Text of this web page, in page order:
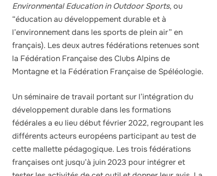
Environmental Education in Outdoor Sports, ou
“éducation au développement durable et à
l’environnement dans les sports de plein air” en
français). Les deux autres fédérations retenues sont
la Fédération Française des Clubs Alpins de
Montagne et la Fédération Française de Spéléologie.
Un séminaire de travail portant sur l’intégration du
développement durable dans les formations
fédérales a eu lieu début février 2022, regroupant les
différents acteurs européens participant au test de
cette mallette pédagogique. Les trois fédérations
françaises ont jusqu’à juin 2023 pour intégrer et